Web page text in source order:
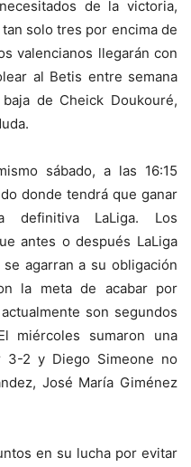
de la victoria,
solo tres por encima de
valencianos llegarán con
al Betis entre semana
de Cheick Doukouré,
sábado, a las 16:15
donde tendrá que ganar
LaLiga. Los
antes o después LaLiga
agarran a su obligación
la meta de acabar por
son segundos
miércoles sumaron una
3-2 y Diego Simeone no
José María Giménez
en su lucha por evitar